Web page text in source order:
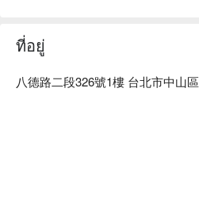
ที่อยู่
八德路二段326號1樓 台北市中山區